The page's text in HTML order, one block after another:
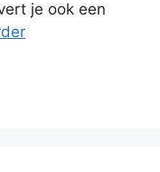
je ook een